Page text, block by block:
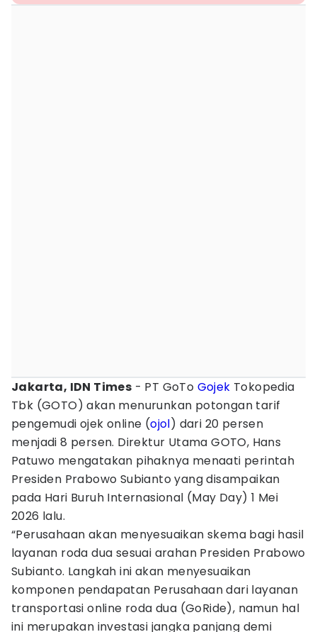
Jakarta, IDN Times - PT GoTo Gojek Tokopedia
Tbk (GOTO) akan menurunkan potongan tarif
pengemudi ojek online (ojol) dari 20 persen
menjadi 8 persen. Direktur Utama GOTO, Hans
Patuwo mengatakan pihaknya menaati perintah
Presiden Prabowo Subianto yang disampaikan
pada Hari Buruh Internasional (May Day) 1 Mei
2026 lalu.
“Perusahaan akan menyesuaikan skema bagi hasil
layanan roda dua sesuai arahan Presiden Prabowo
Subianto. Langkah ini akan menyesuaikan
komponen pendapatan Perusahaan dari layanan
transportasi online roda dua (GoRide), namun hal
ini merupakan investasi jangka panjang demi